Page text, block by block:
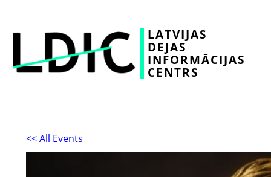
LATVIJAS
DEJAS
INFORMĀCIJAS
CENTRS
<< All Events